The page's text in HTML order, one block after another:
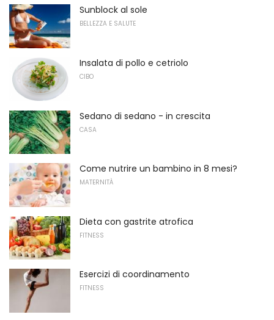
Sunblock al sole
BELLEZZA E SALUTE
Insalata di pollo e cetriolo
CIBO
Sedano di sedano - in crescita
CASA
Come nutrire un bambino in 8 mesi?
MATERNITÀ
Dieta con gastrite atrofica
FITNESS
Esercizi di coordinamento
FITNESS